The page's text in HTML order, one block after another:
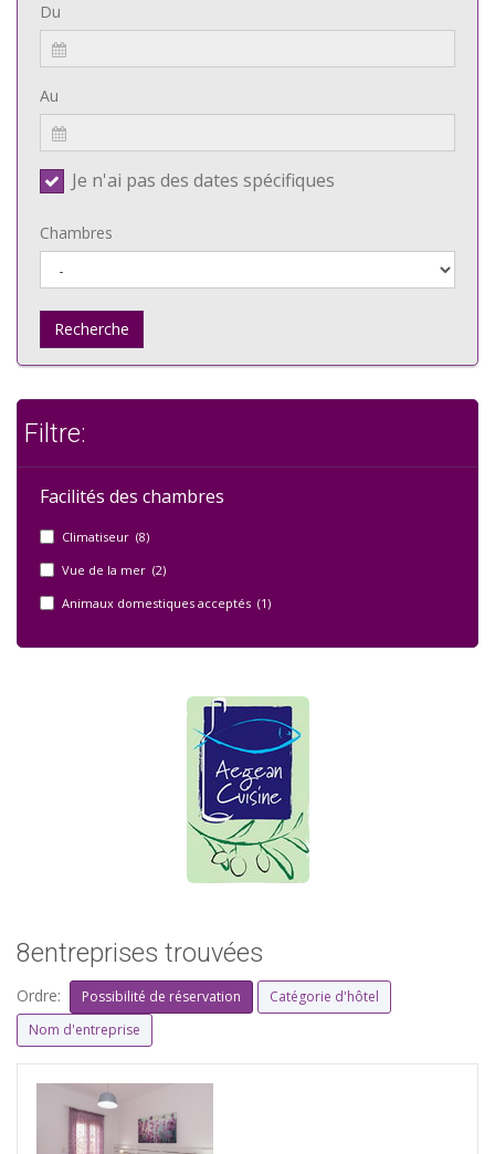
Du
Au
Je n'ai pas des dates spécifiques
Chambres
Recherche
Filtre:
Facilités des chambres
Climatiseur (8)
Vue de la mer (2)
Animaux domestiques acceptés (1)
8entreprises trouvées
Ordre: Possibilité de réservation
Catégorie d'hôtel
Nom d'entreprise